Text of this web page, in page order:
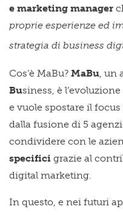
e marketing manager
proprie esperienze ed
strategia di business
Cos’è MaBu? MaBu ,
Business, è
e vuole spostare il
dalla fusione di 5
condividere con le
specifici grazie al
digital marketing.
In questo, e nei futuri